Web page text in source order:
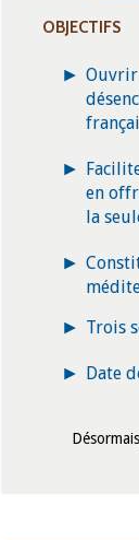
OBJECTIFS
Ouvrir
en
la
Trois
Date